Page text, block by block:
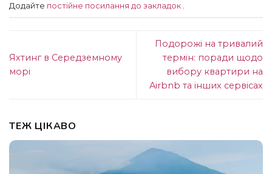
Додайте постійне посилання до закладок .
Яхтинг в Середземному
морі
Подорожі на тривалий
термін: поради щодо
вибору квартири на
Airbnb та інших сервісах
ТЕЖ ЦІКАВО